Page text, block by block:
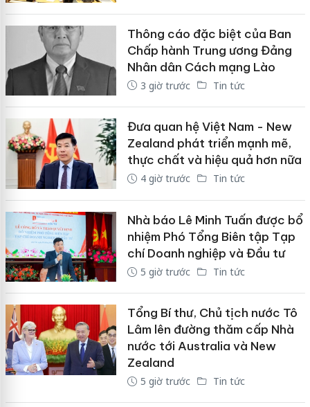
Thông cáo đặc biệt của Ban
Chấp hành Trung ương Đảng
Nhân dân Cách mạng Lào
3 giờ trước Tin tức
Đưa quan hệ Việt Nam - New
Zealand phát triển mạnh mẽ,
thực chất và hiệu quả hơn nữa
4 giờ trước Tin tức
Nhà báo Lê Minh Tuấn được bổ
nhiệm Phó Tổng Biên tập Tạp
chí Doanh nghiệp và Đầu tư
5 giờ trước Tin tức
Tổng Bí thư, Chủ tịch nước Tô
Lâm lên đường thăm cấp Nhà
nước tới Australia và New
Zealand
5 giờ trước Tin tức